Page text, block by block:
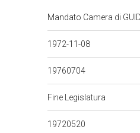
Mandato Camera di
1972-11-08
19760704
Fine Legislatura
19720520